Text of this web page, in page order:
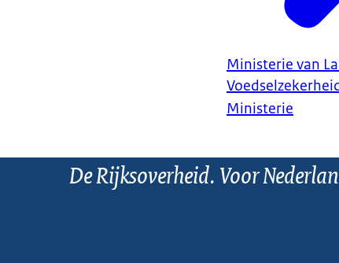
Ministerie van
Ministerie
De Rijksoverheid. Voor